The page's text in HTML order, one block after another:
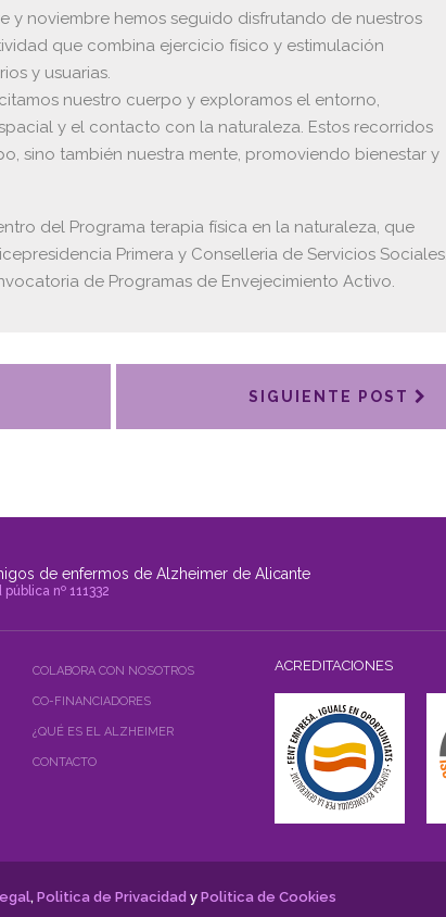
y noviembre hemos seguido disfrutando de nuestros
que combina ejercicio físico y estimulación
y usuarias.
nuestro cuerpo y exploramos el entorno,
y el contacto con la naturaleza. Estos recorridos
sino también nuestra mente, promoviendo bienestar y
del Programa terapia física en la naturaleza, que
Primera y Conselleria de Servicios Sociales,
de Programas de Envejecimiento Activo.
SIGUIENTE POST
de enfermos de Alzheimer de Alicante
nº 111332
COLABORA CON NOSOTROS
CO-FINANCIADORES
¿QUÉ ES EL ALZHEIMER
CONTACTO
ACREDITACIONES
, Politica de Privacidad y Politica de Cookies